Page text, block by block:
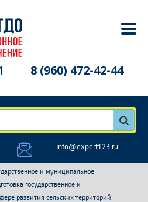
8 (960) 472-42-44
info@expert123.ru
и муниципальное
государственное и
развития сельских территорий